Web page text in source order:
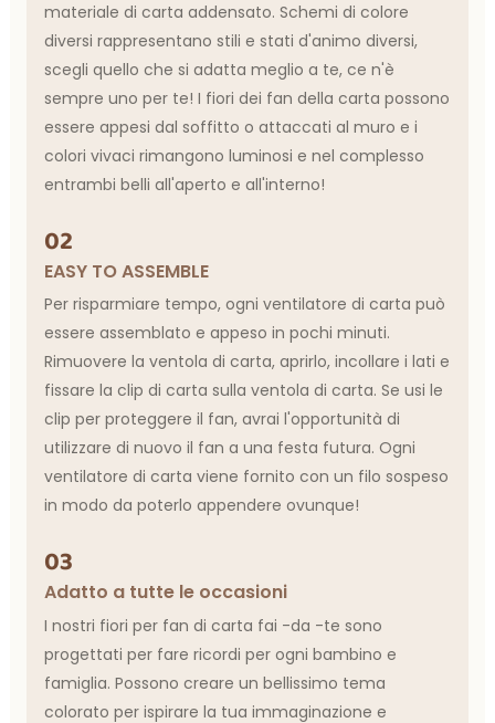
materiale di carta addensato. Schemi di colore
diversi rappresentano stili e stati d'animo diversi,
scegli quello che si adatta meglio a te, ce n'è
sempre uno per te! I fiori dei fan della carta possono
essere appesi dal soffitto o attaccati al muro e i
colori vivaci rimangono luminosi e nel complesso
entrambi belli all'aperto e all'interno!
02
EASY TO ASSEMBLE
Per risparmiare tempo, ogni ventilatore di carta può
essere assemblato e appeso in pochi minuti.
Rimuovere la ventola di carta, aprirlo, incollare i lati e
fissare la clip di carta sulla ventola di carta. Se usi le
clip per proteggere il fan, avrai l'opportunità di
utilizzare di nuovo il fan a una festa futura. Ogni
ventilatore di carta viene fornito con un filo sospeso
in modo da poterlo appendere ovunque!
03
Adatto a tutte le occasioni
I nostri fiori per fan di carta fai -da -te sono
progettati per fare ricordi per ogni bambino e
famiglia. Possono creare un bellissimo tema
colorato per ispirare la tua immaginazione e